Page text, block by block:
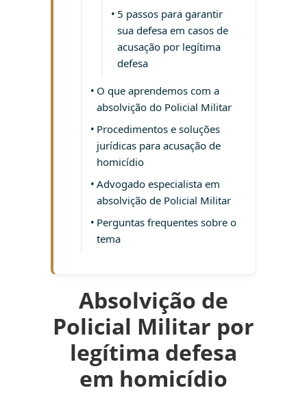
5 passos para garantir
sua defesa em casos de
acusação por legítima
defesa
O que aprendemos com a
absolvição do Policial Militar
Procedimentos e soluções
jurídicas para acusação de
homicídio
Advogado especialista em
absolvição de Policial Militar
Perguntas frequentes sobre o
tema
Absolvição de
Policial Militar por
legítima defesa
em homicídio